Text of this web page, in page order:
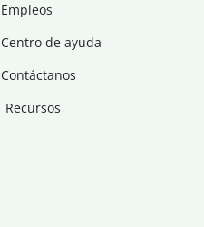
Empleos
Centro de ayuda
Contáctanos
Recursos